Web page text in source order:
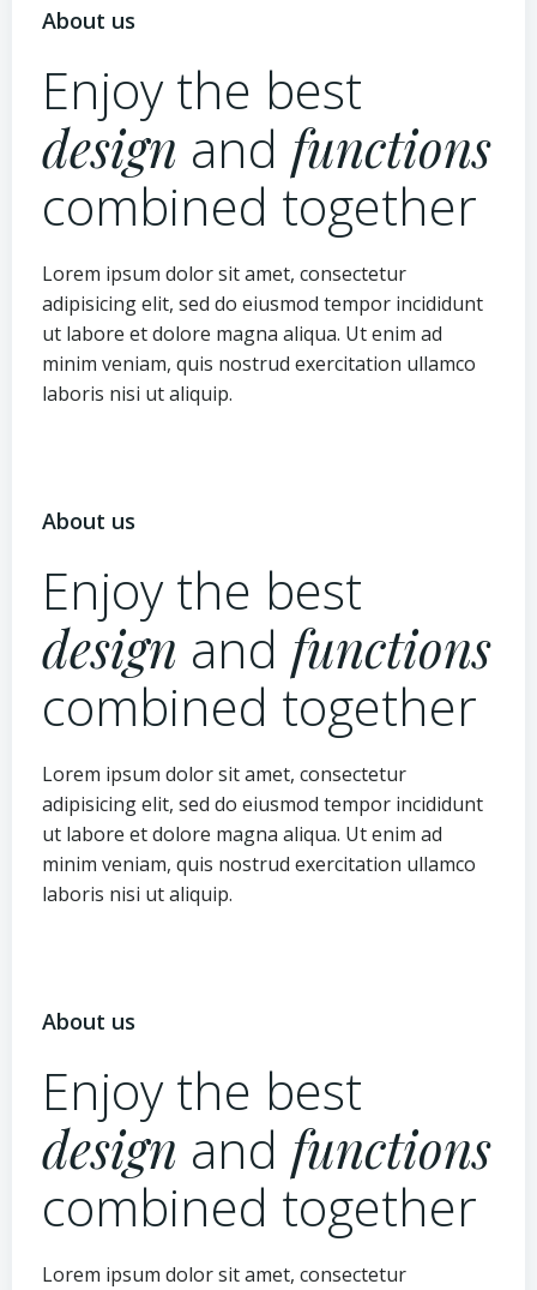
About us
Enjoy the best
design and functions
combined together
Lorem ipsum dolor sit amet, consectetur
adipisicing elit, sed do eiusmod tempor incididunt
ut labore et dolore magna aliqua. Ut enim ad
minim veniam, quis nostrud exercitation ullamco
laboris nisi ut aliquip.
About us
Enjoy the best
design and functions
combined together
Lorem ipsum dolor sit amet, consectetur
adipisicing elit, sed do eiusmod tempor incididunt
ut labore et dolore magna aliqua. Ut enim ad
minim veniam, quis nostrud exercitation ullamco
laboris nisi ut aliquip.
About us
Enjoy the best
design and functions
combined together
Lorem ipsum dolor sit amet, consectetur